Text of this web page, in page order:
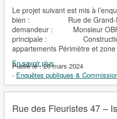
Le projet suivant est mis à
bien : Rue de Grand-
demandeur : Monsieur
principale : Construction
appartements Périmètre et
En savoir plus
Publié le :20 mars 2024
- Enquêtes publiques &
Rue des Fleuristes 47 –